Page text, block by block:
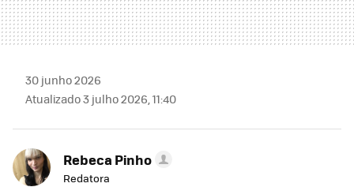
30 junho 2026
Atualizado 3 julho 2026, 11:40
Rebeca Pinho
Redatora